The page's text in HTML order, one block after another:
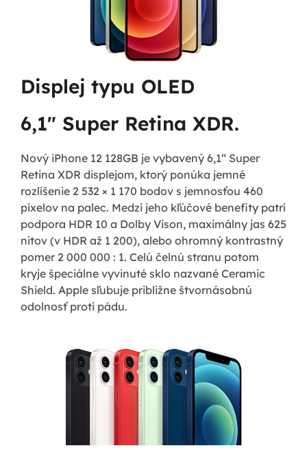
Displej typu OLED
6,1" Super Retina XDR.
Nový iPhone 12 128GB je vybavený 6,1“ Super
Retina XDR displejom, ktorý ponúka jemné
rozlíšenie 2 532 × 1 170 bodov s jemnosťou 460
pixelov na palec. Medzi jeho kľúčové benefity patrí
podpora HDR 10 a Dolby Vison, maximálny jas 625
nitov (v HDR až 1 200), alebo ohromný kontrastný
pomer 2 000 000 : 1. Celú čelnú stranu potom
kryje špeciálne vyvinuté sklo nazvané Ceramic
Shield. Apple sľubuje približne štvornásobnú
odolnosť proti pádu.